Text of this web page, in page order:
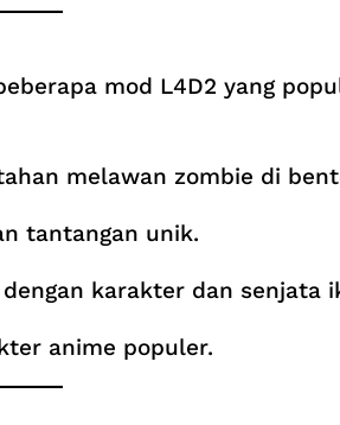
mod L4D2 yang
melawan zombie di
tantangan unik.
karakter dan senjata
anime populer.